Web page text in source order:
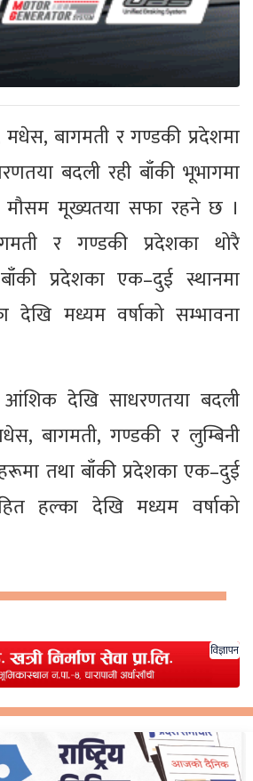
बागमती र गण्डकी प्रदेशमा
बदली रही बाँकी भूभागमा
मूख्यतया सफा रहने छ ।
र गण्डकी प्रदेशका थोरै
प्रदेशका एक–दुई स्थानमा
देखि मध्यम वर्षाको सम्भावना
देखि साधरणतया बदली
बागमती, गण्डकी र लुम्बिनी
तथा बाँकी प्रदेशका एक–दुई
हल्का देखि मध्यम वर्षाको
विज्ञापन